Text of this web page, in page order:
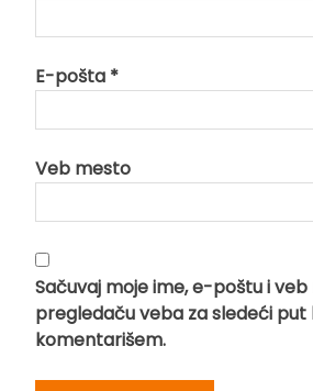
E-pošta *
Veb mesto
Sačuvaj moje ime, e-poštu i
pregledaču veba za sledeći put
komentarišem.